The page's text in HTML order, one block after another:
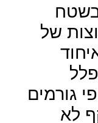
בשטח
של
גורמים
לא